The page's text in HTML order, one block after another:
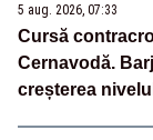
5 aug. 2026, 07:33
Cursă
Cernavodă.
creșterea